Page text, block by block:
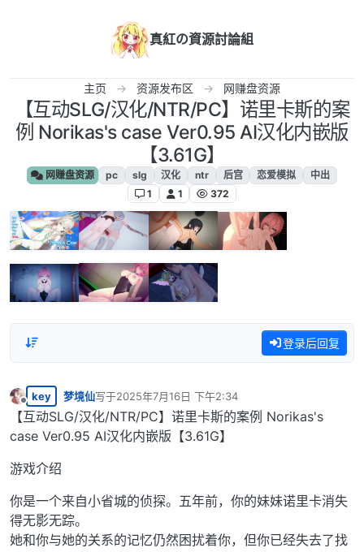
真紅の資源討論組
主页 资源发布区 网赚盘资源
【互动SLG/汉化/NTR/PC】诺里卡斯的案
例 Norikas's case Ver0.95 AI汉化内嵌版
【3.61G】
网赚盘资源 pc slg 汉化 ntr 后宫 恋爱模拟
中出
1
1 372
登录后回复
离线
key 梦境仙写于2025年7月16日 下午2:34
最后由 编辑
【互动SLG/汉化/NTR/PC】诺里卡斯的案例 Norikas's
case Ver0.95 AI汉化内嵌版【3.61G】
游戏介绍
你是一个来自小省城的侦探。五年前，你的妹妹诺里卡消失
得无影无踪。
她和你与她的关系的记忆仍然困扰着你，但你已经失去了找